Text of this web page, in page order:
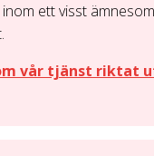
inom ett visst
vår tjänst riktat